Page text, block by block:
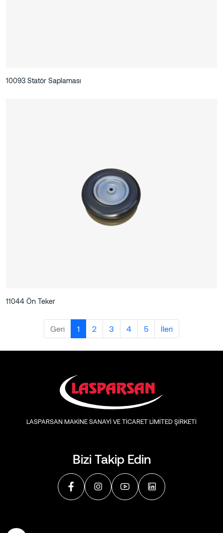
10093 Statör Saplaması
11044 Ön Teker
Geri 1 2 3 4 5 İleri
Bizi Takip Edin
LASPARSAN MAKİNE SANAYİ VE TİCARET LİMİTED ŞİRKETİ